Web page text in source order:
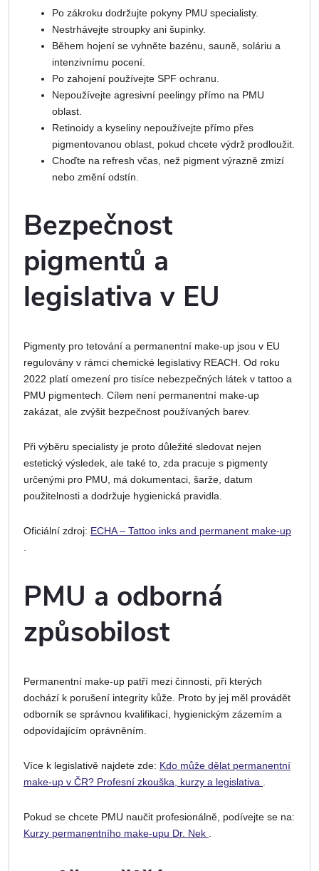
Po zákroku dodržujte pokyny PMU specialisty.
Nestrhávejte stroupky ani šupinky.
Během hojení se vyhněte bazénu, sauně, soláriu a
intenzivnímu pocení.
Po zahojení používejte SPF ochranu.
Nepoužívejte agresivní peelingy přímo na PMU
oblast.
Retinoidy a kyseliny nepoužívejte přímo přes
pigmentovanou oblast, pokud chcete výdrž prodloužit.
Choďte na refresh včas, než pigment výrazně zmizí
nebo změní odstín.
Bezpečnost
pigmentů a
legislativa v EU
Pigmenty pro tetování a permanentní make-up jsou v EU
regulovány v rámci chemické legislativy REACH. Od roku
2022 platí omezení pro tisíce nebezpečných látek v tattoo a
PMU pigmentech. Cílem není permanentní make-up
zakázat, ale zvýšit bezpečnost používaných barev.
Při výběru specialisty je proto důležité sledovat nejen
estetický výsledek, ale také to, zda pracuje s pigmenty
určenými pro PMU, má dokumentaci, šarže, datum
použitelnosti a dodržuje hygienická pravidla.
Oficiální zdroj: ECHA – Tattoo inks and permanent make-up
.
PMU a odborná
způsobilost
Permanentní make-up patří mezi činnosti, při kterých
dochází k porušení integrity kůže. Proto by jej měl provádět
odborník se správnou kvalifikací, hygienickým zázemím a
odpovídajícím oprávněním.
Více k legislativě najdete zde: Kdo může dělat permanentní
make-up v ČR? Profesní zkouška, kurzy a legislativa
Pokud se chcete PMU naučit profesionálně, podívejte se na:
Kurzy permanentního make-upu Dr. Nek